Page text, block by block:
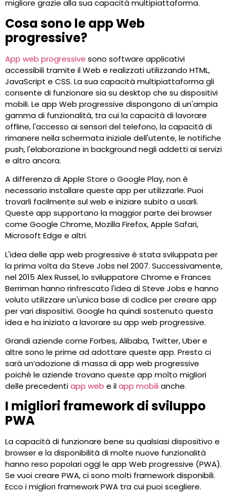
migliore grazie alla sua capacità multipiattaforma.
Cosa sono le app Web
progressive?
App web progressive sono software applicativi
accessibili tramite il Web e realizzati utilizzando HTML,
JavaScript e CSS. La sua capacità multipiattaforma gli
consente di funzionare sia su desktop che su dispositivi
mobili. Le app Web progressive dispongono di un'ampia
gamma di funzionalità, tra cui la capacità di lavorare
offline, l'accesso ai sensori del telefono, la capacità di
rimanere nella schermata iniziale dell'utente, le notifiche
push, l'elaborazione in background negli addetti ai servizi
e altro ancora.
A differenza di Apple Store o Google Play, non è
necessario installare queste app per utilizzarle. Puoi
trovarli facilmente sul web e iniziare subito a usarli.
Queste app supportano la maggior parte dei browser
come Google Chrome, Mozilla Firefox, Apple Safari,
Microsoft Edge e altri.
L'idea delle app web progressive è stata sviluppata per
la prima volta da Steve Jobs nel 2007. Successivamente,
nel 2015 Alex Russel, lo sviluppatore Chrome e Frances
Berriman hanno rinfrescato l'idea di Steve Jobs e hanno
voluto utilizzare un'unica base di codice per creare app
per vari dispositivi. Google ha quindi sostenuto questa
idea e ha iniziato a lavorare su app web progressive.
Grandi aziende come Forbes, Alibaba, Twitter, Uber e
altre sono le prime ad adottare queste app. Presto ci
sarà un’adozione di massa di app web progressive
poiché le aziende trovano queste app molto migliori
delle precedentiapp web e ilapp mobili anche.
I migliori framework di sviluppo
PWA
La capacità di funzionare bene su qualsiasi dispositivo e
browser e la disponibilità di molte nuove funzionalità
hanno reso popolari oggi le app Web progressive (PWA).
Se vuoi creare PWA, ci sono molti framework disponibili.
Ecco i migliori framework PWA tra cui puoi scegliere.